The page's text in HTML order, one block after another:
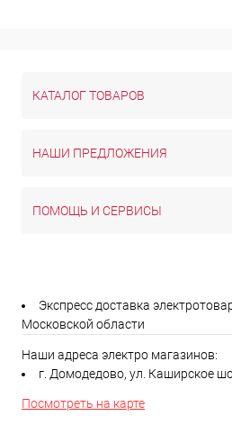
КАТАЛОГ ТОВАРОВ
НАШИ ПРЕДЛОЖЕНИЯ
ПОМОЩЬ И СЕРВИСЫ
Экспресс доставка
Московской области
Наши адреса электро магазинов:
г. Домодедово, ул. Каширское
Посмотреть на карте